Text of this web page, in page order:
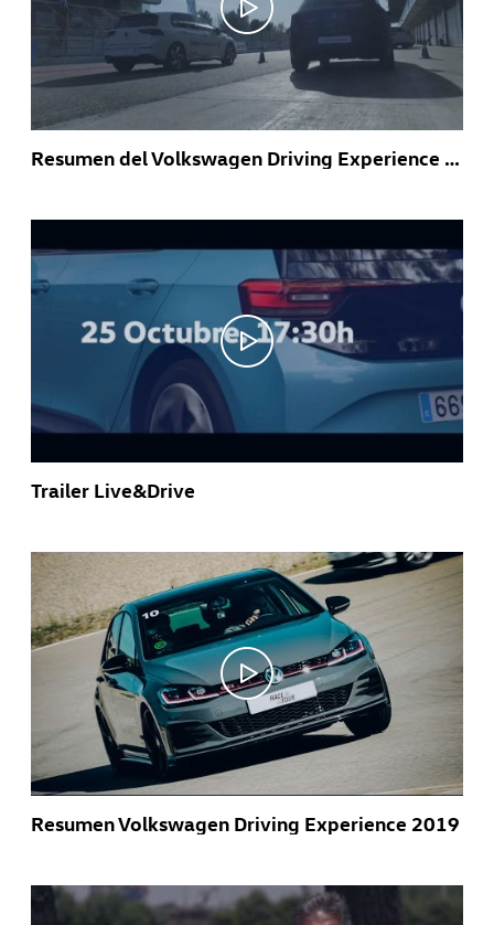
Resumen del Volkswagen Driving Experience 2020
Trailer Live&Drive
Resumen Volkswagen Driving Experience 2019